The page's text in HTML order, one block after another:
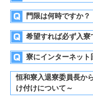
門限は何時ですか？
希望すれば必ず入寮
寮にインターネット
恒和寮入退寮委員長か
け付けについて～